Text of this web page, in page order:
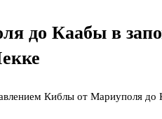
до Каабы в
Киблы от Мариуполя